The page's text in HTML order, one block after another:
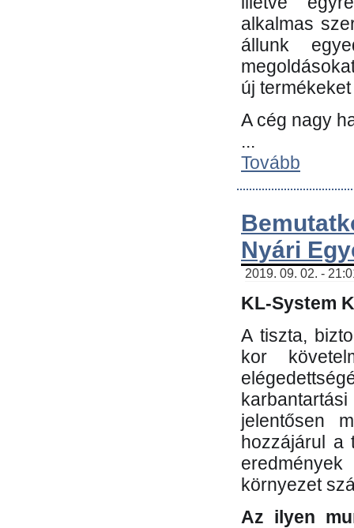
alkalmas
állunk
új
A cég nagy
...
Tovább
Nyári
2019. 09. 02. -
KL-System
A tiszta,
kor
jelentősen
hozzájárul a
környezet
Az ilyen